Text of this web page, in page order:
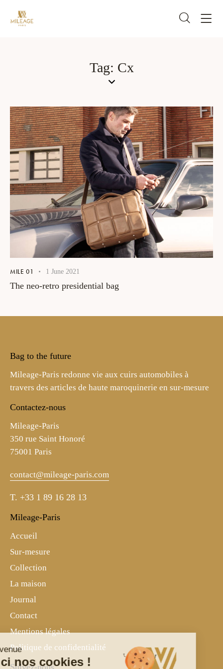
Tag: Cx
MILE 01 1 June 2021
The neo-retro presidential bag
Bag to the future
Mileage-Paris redonne vie aux cuirs automobiles à
travers des articles de haute maroquinerie en sur-mesure
Contactez-nous
Mileage-Paris
350 rue Saint Honoré
75001 Paris
contact@mileage-paris.com
T. +33 1 89 16 28 13
Mileage-Paris
Accueil
Sur-mesure
Collection
La maison
Journal
Contact
Mentions légales
Politique de confidentialité
Suivez-nous
Bienvenue
Voici nos cookies !